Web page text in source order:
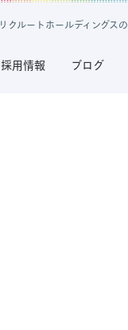
新
タ
リ クルー トホールディ ングスの
採用情報 ブログ